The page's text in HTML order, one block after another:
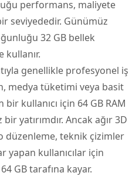
performans, maliyete
seviyededir. Günümüz
32 GB bellek
kullanır.
genellikle profesyonel iş
medya tüketimi veya basit
kullanıcı için 64 GB RAM
yatırımdır. Ancak ağır 3D
düzenleme, teknik çizimler
yapan kullanıcılar için
GB tarafına kayar.